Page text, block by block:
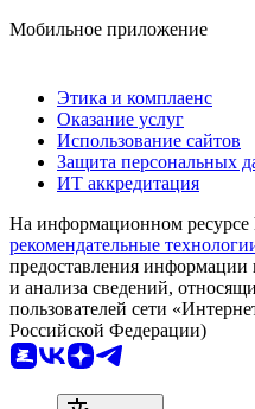
Мобильное приложение
Этика и комплаенс
Оказание услуг
Использование сайтов
Защита персональных
ИТ аккредитация
На информационном ресурсе
рекомендательные
предоставления информации
и анализа сведений,
пользователей сети
Российской Федерации)